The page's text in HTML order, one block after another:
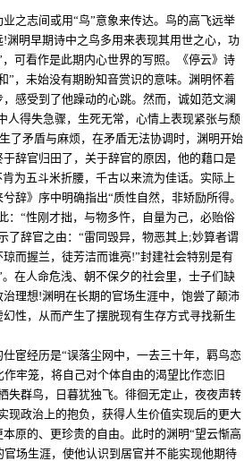
之志间或用“鸟”意象来传达。鸟的高飞远举
明早期诗中之鸟多用来表现其用世之心，功
可看作是此期内心世界的写照。《停云》诗
”，未始没有期盼知音赏识的意味。渊明怀着
感受到了他躁动的心跳。然而，诚如范文澜
人得失急骤，生死无常，心情上表现紧张与颓
矛盾与麻烦，在矛盾无法协调时，渊明开始
辞官归田了，关于辞官的原因，他的藉口是
为五斗米折腰，千古以来流为佳话。实际上
辞》序中明确指出“质性自然，非矫励所得。
：“性刚才拙，与物多忤，自量为己，必贻俗
了辞官之由：“雷同毁异，物恶其上;妙算者谓
而握兰，徒芳洁而谁亮!”封建社会特别是有
在人命危浅、朝不保夕的社会里，士子们缺
理想!渊明在长期的官场生涯中，饱尝了颠沛
性，从而产生了摆脱现有生存方式寻找新生
宦经历是“误落尘网中，一去三十年，羁鸟恋
牢笼，将自己对个体自由的渴望比作恋旧
失群鸟，日暮犹独飞。徘徊无定止，夜夜声转
现政治上的抱负，获得人生价值实现后的更大
原的、更珍贵的自由。此时的渊明“望云惭高
场生涯，使他认识到居官并不能实现他期待